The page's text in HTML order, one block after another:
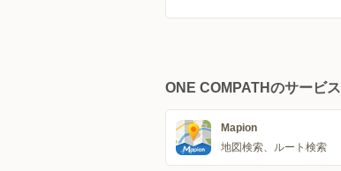
ONE COMPATHのサービス
Mapion
地図検索、ルート検索